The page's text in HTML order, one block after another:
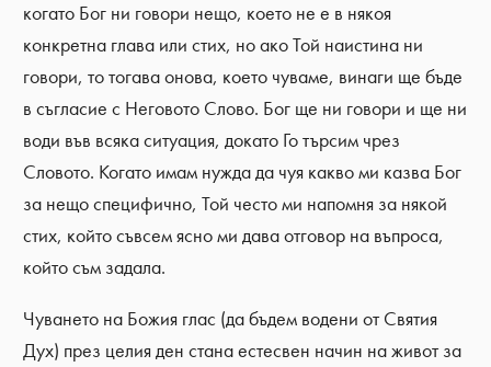
когато Бог ни говори нещо, което не е в някоя
конкретна глава или стих, но ако Той наистина ни
говори, то тогава онова, което чуваме, винаги ще бъде
в съгласие с Неговото Слово. Бог ще ни говори и ще ни
води във всяка ситуация, докато Го търсим чрез
Словото. Когато имам нужда да чуя какво ми казва Бог
за нещо специфично, Той често ми напомня за някой
стих, който съвсем ясно ми дава отговор на въпроса,
който съм задала.
Чуването на Божия глас (да бъдем водени от Святия
Дух) през целия ден стана естесвен начин на живот за